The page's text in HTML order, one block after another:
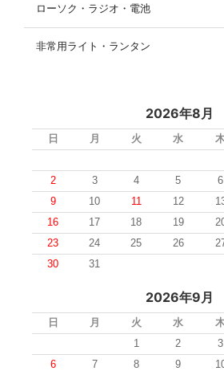
ローソク・ラジオ・電池
非常用ライト・ランタン
2026年8月
日 月 火 水
2
3 4 5 6
9
10 11 12
16
17 18 19
23
24 25 26
30
31
2026年9月
日 月 火 水
1
2 3
6
7 8 9